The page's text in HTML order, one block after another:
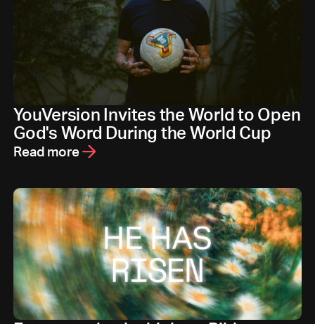
YouVersion Invites the World to Open
God's Word During the World Cup
Read more